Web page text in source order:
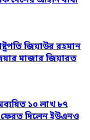
জিয়াউর রহমান
মাজার জিয়ারত
১০ লাখ ৮৭
ফেরত দিলেন ইউএনও